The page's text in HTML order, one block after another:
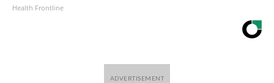
Health Frontline